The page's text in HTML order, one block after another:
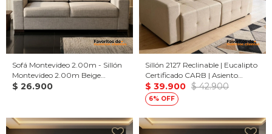
Sofá Montevideo 2.00m - Sillón
Montevideo 2.00m Beige
moteado
$ 26.900
Sillón 2127 Reclinable | Eucalipto
Certificado CARB | Asiento
Retráctil - 2.00 / Beige
$ 39.900 $ 42.900
6